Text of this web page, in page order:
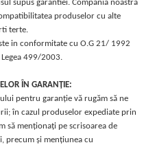
supus garantiei. Compania noastra
produselor cu alte
terte.
in conformitate cu O.G 21/ 1992
499/2003.
ÎN GARANȚIE:
pentru garanție vă rugăm să ne
în cazul produselor expediate prin
să menționați pe scrisoarea de
precum și mențiunea cu